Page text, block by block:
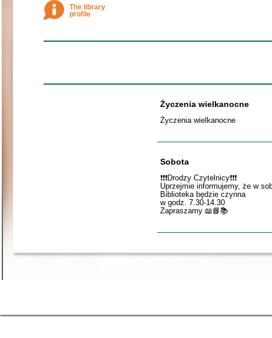
The library
profile
Życzenia wielkanocne
Życzenia wielkanocne
Sobota
❗️❗️❗️Drodzy Czytelnicy❗️❗️❗️
Uprzejmie informujemy, że w
Biblioteka będzie czynna
w godz. 7.30-14.30
Zapraszamy 📖📘📚